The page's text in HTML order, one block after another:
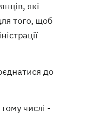
які
того, щоб
до
тому числі -